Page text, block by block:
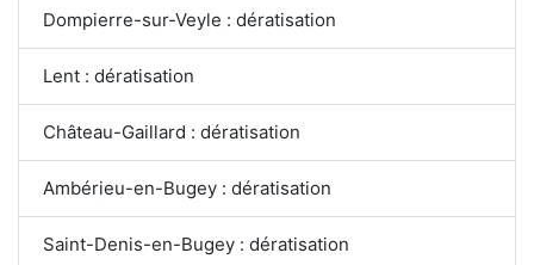
Dompierre-sur-Veyle : dératisation
Lent : dératisation
Château-Gaillard : dératisation
Ambérieu-en-Bugey : dératisation
Saint-Denis-en-Bugey : dératisation